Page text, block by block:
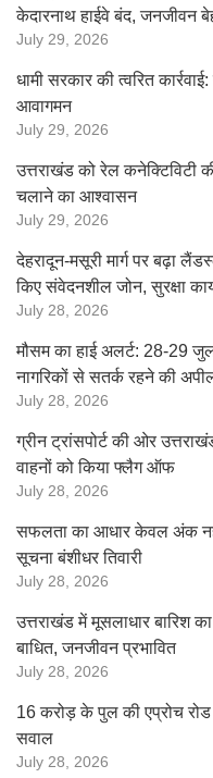
केदारनाथ हाईवे बंद, जनजीवन
July 29, 2026
धामी सरकार की त्वरित
आवागमन
July 29, 2026
उत्तराखंड को रेल कनेक्टिविटी
चलाने का आश्वासन
July 29, 2026
देहरादून-मसूरी मार्ग पर बढ़ा
किए संवेदनशील जोन, सुरक्षा
July 28, 2026
मौसम का हाई अलर्ट: 28-29
नागरिकों से सतर्क रहने की
July 28, 2026
ग्रीन ट्रांसपोर्ट की ओर
वाहनों को किया फ्लैग ऑफ
July 28, 2026
सफलता का आधार केवल अंक
सूचना बंशीधर तिवारी
July 28, 2026
उत्तराखंड में मूसलाधार
बाधित, जनजीवन प्रभावित
July 28, 2026
16 करोड़ के पुल की एप्रोच रोड
सवाल
July 28, 2026